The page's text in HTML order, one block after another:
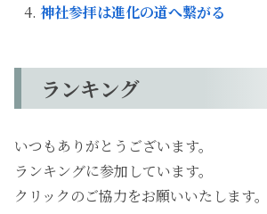
神社参拝は進化の道へ繋がる
ランキング
いつもありがとうございます。
ランキングに参加しています。
クリックのご協力をお願いいたします。